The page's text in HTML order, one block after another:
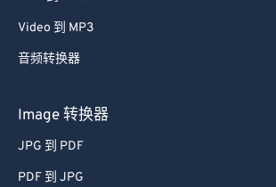
Video 到 MP3
音频转换器
Image 转换器
JPG 到 PDF
PDF 到 JPG